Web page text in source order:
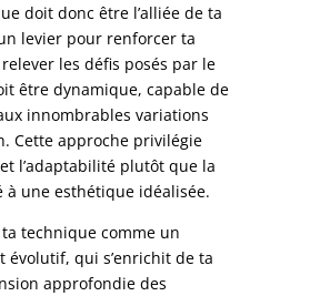
doit donc être l’alliée de ta
levier pour renforcer ta
les défis posés par le
être dynamique, capable de
innombrables variations
Cette approche privilégie
et l’adaptabilité plutôt que la
à une esthétique idéalisée.
technique comme un
évolutif, qui s’enrichit de ta
approfondie des